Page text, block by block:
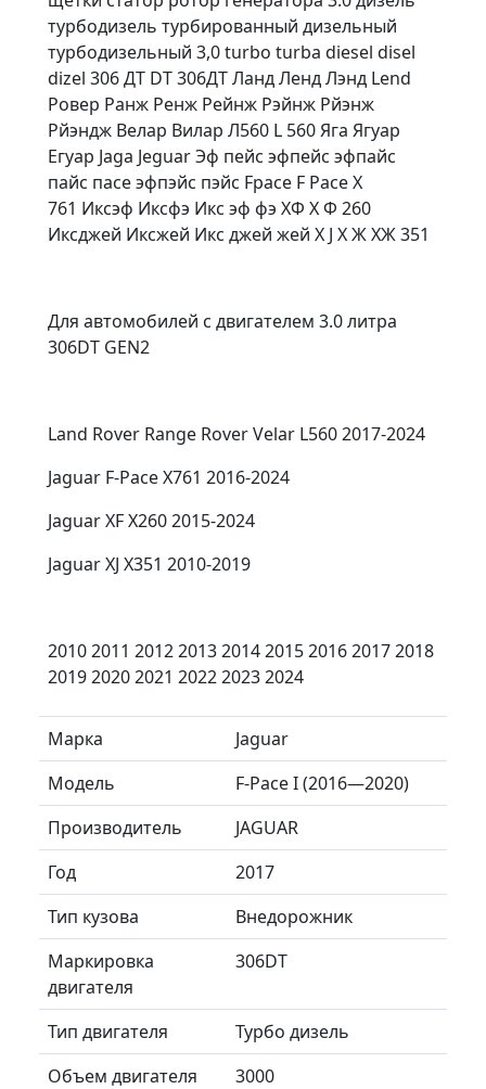
турбодизель турбированный дизельный
турбодизельный 3,0 turbo turba diesel disel
dizel 306 ДТ DT 306ДТ Ланд Ленд Лэнд Lend
Ровер Ранж Ренж Рейнж Рэйнж Рйэнж
Рйэндж Велар Вилар Л560 L 560 Яга Ягуар
Егуар Jaga Jeguar Эф пейс эфпейс эфпайс
пайс пасе эфпэйс пэйс Fpace F Pace X
761 Иксэф Иксфэ Икс эф фэ ХФ Х Ф 260
Иксджей Иксжей Икс джей жей X J Х Ж ХЖ 351
Для автомобилей с двигателем 3.0 литра
306DT GEN2
Land Rover Range Rover Velar L560 2017-2024
Jaguar F-Pace X761 2016-2024
Jaguar XF X260 2015-2024
Jaguar XJ X351 2010-2019
2010 2011 2012 2013 2014 2015 2016 2017 2018
2019 2020 2021 2022 2023 2024
Марка
Jaguar
Модель
F-Pace I (2016—2020)
Производитель
JAGUAR
Год
2017
Тип кузова
Внедорожник
Маркировка
двигателя
306DT
Тип двигателя
Турбо дизель
Объем двигателя
3000